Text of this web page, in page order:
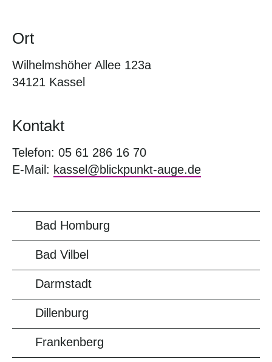
Ort
Wilhelmshöher Allee 123a
34121 Kassel
Kontakt
Telefon: 05 61 286 16 70
E-Mail: kassel@blickpunkt-auge.de
Bad Homburg
Bad Vilbel
Darmstadt
Dillenburg
Frankenberg